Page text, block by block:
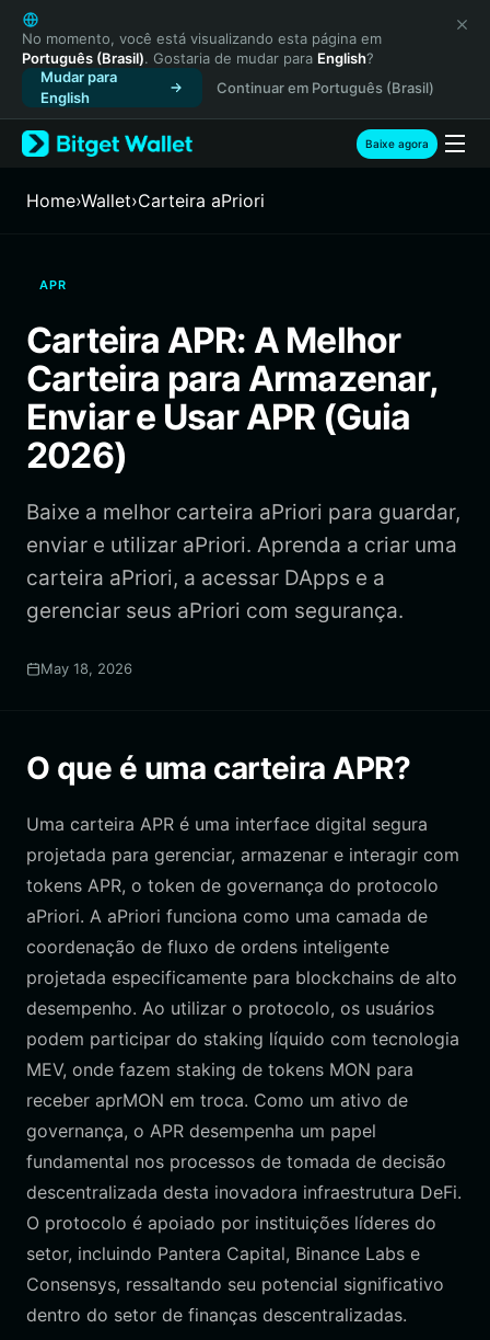
English
日本語
Tiếng Việt
Русский
Español (Latinoamérica)
Türkçe
Français
繁體中文
Bahasa Indonesia
ภาษาไทย
हिन्दी
Español
Português (Brasil)
No momento, você está visualizando esta página em
Português (Brasil). Gostaria de mudar para English?
Mudar para
English
Continuar em Português (Brasil)
Baixe agora
Home›Wallet›Carteira aPriori
APR
Carteira APR: A Melhor
Carteira para Armazenar,
Enviar e Usar APR (Guia
2026)
Baixe a melhor carteira aPriori para guardar,
enviar e utilizar aPriori. Aprenda a criar uma
carteira aPriori, a acessar DApps e a
gerenciar seus aPriori com segurança.
May 18, 2026
O que é uma carteira APR?
Uma carteira APR é uma interface digital segura
projetada para gerenciar, armazenar e interagir com
tokens APR, o token de governança do protocolo
aPriori. A aPriori funciona como uma camada de
coordenação de fluxo de ordens inteligente
projetada especificamente para blockchains de alto
desempenho. Ao utilizar o protocolo, os usuários
podem participar do staking líquido com tecnologia
MEV, onde fazem staking de tokens MON para
receber aprMON em troca. Como um ativo de
governança, o APR desempenha um papel
fundamental nos processos de tomada de decisão
descentralizada desta inovadora infraestrutura DeFi.
O protocolo é apoiado por instituições líderes do
setor, incluindo Pantera Capital, Binance Labs e
Consensys, ressaltando seu potencial significativo
dentro do setor de finanças descentralizadas.